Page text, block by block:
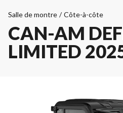
Salle de montre / Côte-à-côte
CAN-AM
LIMITED